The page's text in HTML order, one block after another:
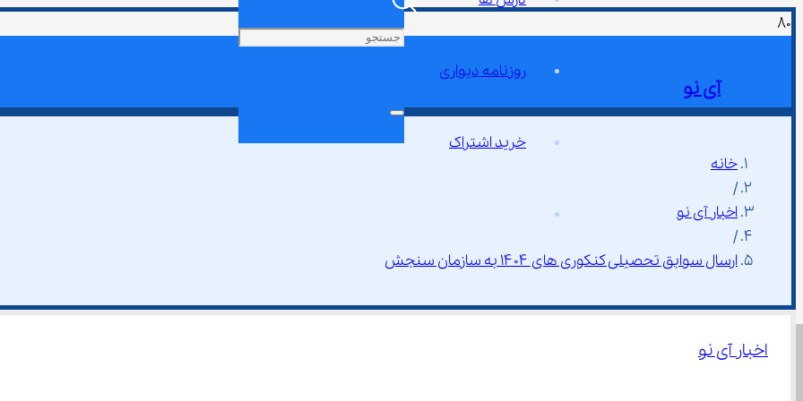
آی نو
روزنامه دیواری
خرید اشتراک
خانه
/
اخبار آی نو
/
ارسال سوابق تحصیلی کنکوری های ۱۴۰۴ به سازمان سنجش
اخبار آی نو